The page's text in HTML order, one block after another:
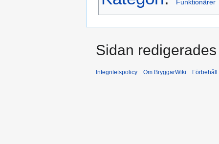
Funktionärer
Sidan
Integritetspolicy Om BryggarWiki Förbehåll